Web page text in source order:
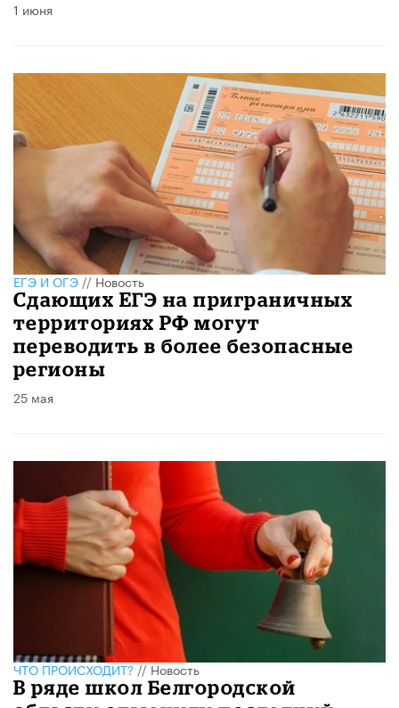
1 июня
ЕГЭ И ОГЭ//Новость
Сдающих ЕГЭ на приграничных
территориях РФ могут
переводить в более безопасные
регионы
25 мая
ЧТО ПРОИСХОДИТ?//Новость
В ряде школ Белгородской